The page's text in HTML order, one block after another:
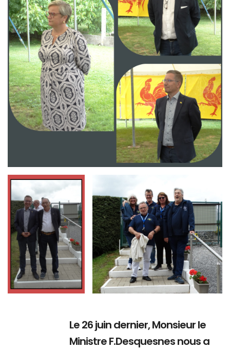
Branding
ARMCHAIR ARMCHAIR
Le 26 juin dernier, Monsieur le
Ministre F.Desquesnes nous a